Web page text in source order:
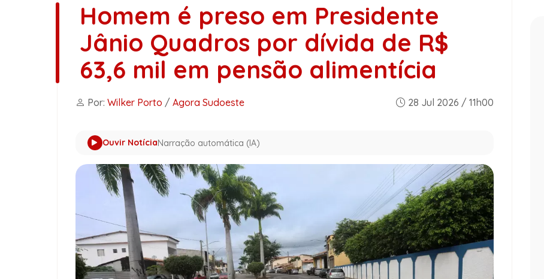
Homem é preso em Presidente
Jânio Quadros por dívida de R$
63,6 mil em pensão alimentícia
Por: Wilker Porto / Agora Sudoeste 28 Jul 2026 / 11h00
Ouvir NotíciaNarração automática (IA)